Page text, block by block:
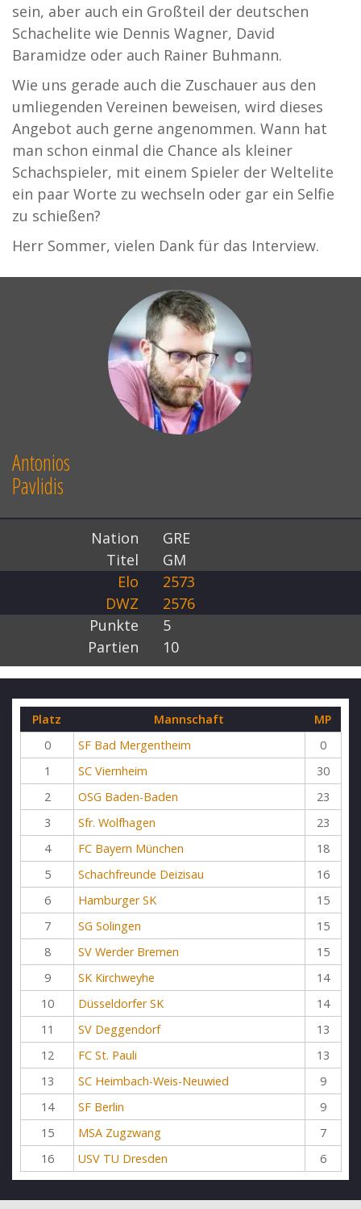
sein, aber auch ein Großteil der deutschen
Schachelite wie Dennis Wagner, David
Baramidze oder auch Rainer Buhmann.
Wie uns gerade auch die Zuschauer aus den
umliegenden Vereinen beweisen, wird dieses
Angebot auch gerne angenommen. Wann hat
man schon einmal die Chance als kleiner
Schachspieler, mit einem Spieler der Weltelite
ein paar Worte zu wechseln oder gar ein Selfie
zu schießen?
Herr Sommer, vielen Dank für das Interview.
Antonios
Pavlidis
Nation
GRE
Titel
GM
Elo
2573
DWZ
2576
Punkte
5
Partien
10
Platz Mannschaft
MP
0
SF Bad Mergentheim
0
1
SC Viernheim
30
2
OSG Baden-Baden
23
3
Sfr. Wolfhagen
23
4
FC Bayern München
18
5
Schachfreunde Deizisau
16
6
Hamburger SK
15
7
SG Solingen
15
8
SV Werder Bremen
15
9
SK Kirchweyhe
14
10
Düsseldorfer SK
14
11
SV Deggendorf
13
12
FC St. Pauli
13
13
SC Heimbach-Weis-Neuwied
9
14
SF Berlin
9
15
MSA Zugzwang
7
16
USV TU Dresden 6